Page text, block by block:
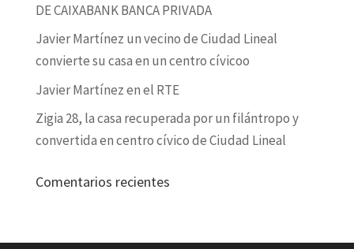
DE CAIXABANK BANCA PRIVADA
Javier Martínez un vecino de Ciudad Lineal
convierte su casa en un centro cívicoo
Javier Martínez en el RTE
Zigia 28, la casa recuperada por un filántropo y
convertida en centro cívico de Ciudad Lineal
Comentarios recientes